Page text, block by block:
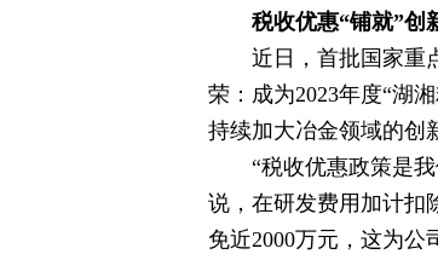
税收优惠“铺就”创
近日，首批国家重
荣：成为2023年度“湖
持续加大冶金领域的创
“税收优惠政策是
说，在研发费用加计扣
免近2000万元，这为